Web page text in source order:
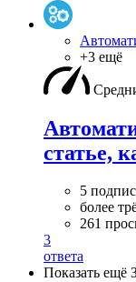
+3 ещё
статье,
5
более
261
3
ответа
Показать ещё